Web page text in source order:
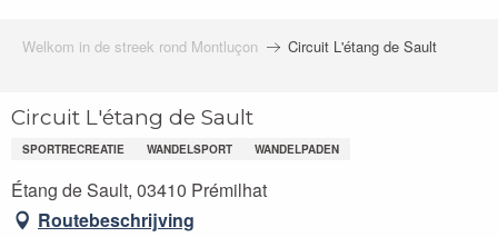
Welkom in de streek rond Montluçon Circuit L'étang de Sault
Circuit L'étang de Sault
SPORTRECREATIE WANDELSPORT WANDELPADEN
Étang de Sault, 03410 Prémilhat
Routebeschrijving